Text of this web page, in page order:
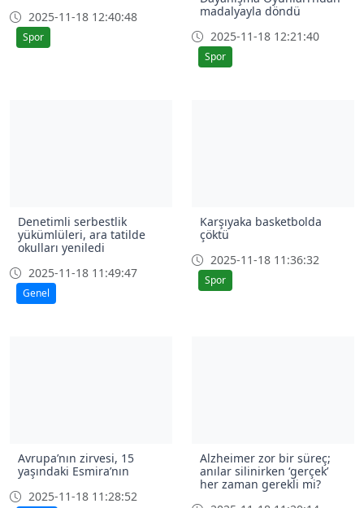
Lider Aliağa Petkimspor,
Avrupa’da kritik maça
çıkıyor
Göztepeli sporcular, İslami
madalyayla döndü
2025-11-18 12:21:40
Denetimli serbestlik
okulları yeniledi
2025-11-18 11:49:47
çöktü
2025-11-18 11:36:32
yaşındaki Esmira’nın
Alzheimer zor bir süreç;